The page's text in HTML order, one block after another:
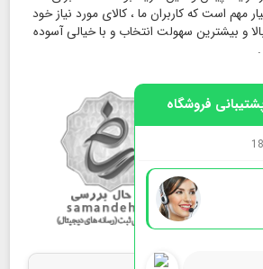
فروشگاه
مهم است که کاربران ما ، کالای مورد نیاز خود
و بیشترین سهولت انتخاب و با خیالی آسوده